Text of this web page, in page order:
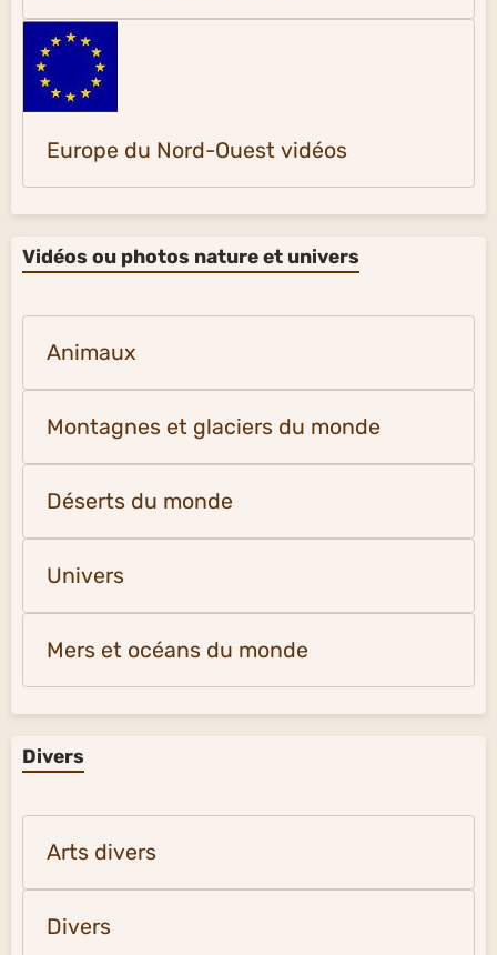
Europe du Nord-Ouest vidéos
Vidéos ou photos nature et univers
Animaux
Montagnes et glaciers du monde
Déserts du monde
Univers
Mers et océans du monde
Divers
Arts divers
Divers